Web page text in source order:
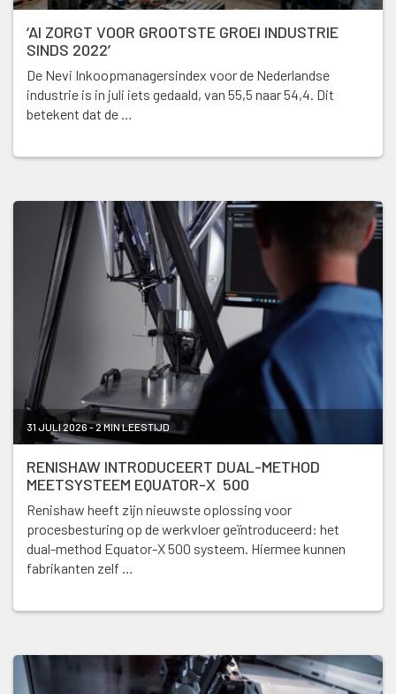
‘AI ZORGT VOOR GROOTSTE GROEI INDUSTRIE
SINDS 2022’
De Nevi Inkoopmanagersindex voor de Nederlandse
industrie is in juli iets gedaald, van 55,5 naar 54,4. Dit
betekent dat de …
31 JULI 2026 - 2 MIN LEESTIJD
RENISHAW INTRODUCEERT DUAL-METHOD
MEETSYSTEEM EQUATOR-X 500
Renishaw heeft zijn nieuwste oplossing voor
procesbesturing op de werkvloer geïntroduceerd: het
dual-method Equator-X 500 systeem. Hiermee kunnen
fabrikanten zelf …